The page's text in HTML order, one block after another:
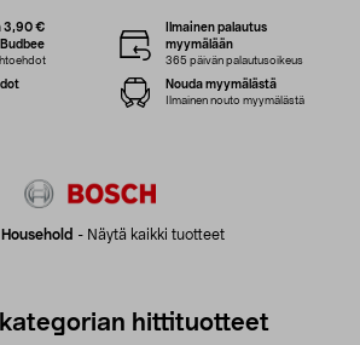
- Näytä kaikki tuotteet
3,90 €
Ilmainen palautus
myymälään
365 päivän palautusoikeus
Nouda myymälästä
Ilmainen nouto myymälästä
hittituotteet